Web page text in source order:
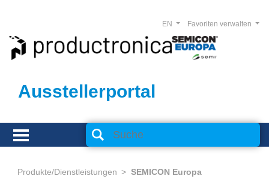
Ausstellerportal
Favoriten verwalten
EN
Produkte/Dienstleistungen SEMICON Europa